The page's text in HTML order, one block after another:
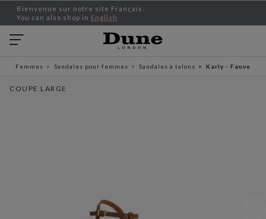
Bienvenue sur notre site Français.
You can also shop in English
Femmes Sandales pour femmes Sandales à talons Karly - Fauve
COUPE LARGE